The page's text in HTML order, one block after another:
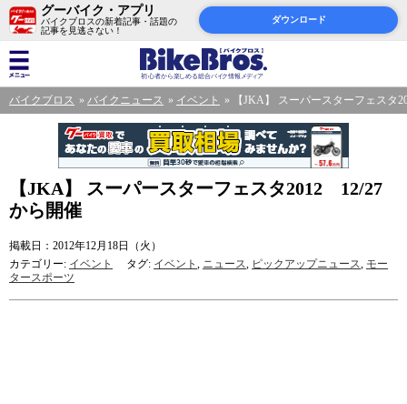
グーバイク・アプリ
バイクブロスの新着記事・話題の
記事を見逃さない！
ダウンロード
バイクブロス バイクニュース イベント 【JKA】 スーパースターフェスタ
【JKA】 スーパースターフェスタ2012 12/27
から開催
掲載日：2012年12月18日（火）
カテゴリー: イベント タグ: イベント , ニュース, ピックアップニュース, モー
タースポーツ